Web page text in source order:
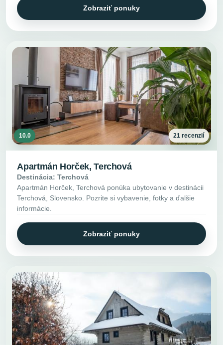
Zobraziť ponuky
10.0 21 recenzií
Apartmán Horček, Terchová
Destinácia: Terchová
Apartmán Horček, Terchová ponúka ubytovanie v destinácii
Terchová, Slovensko. Pozrite si vybavenie, fotky a ďalšie
informácie.
Zobraziť ponuky